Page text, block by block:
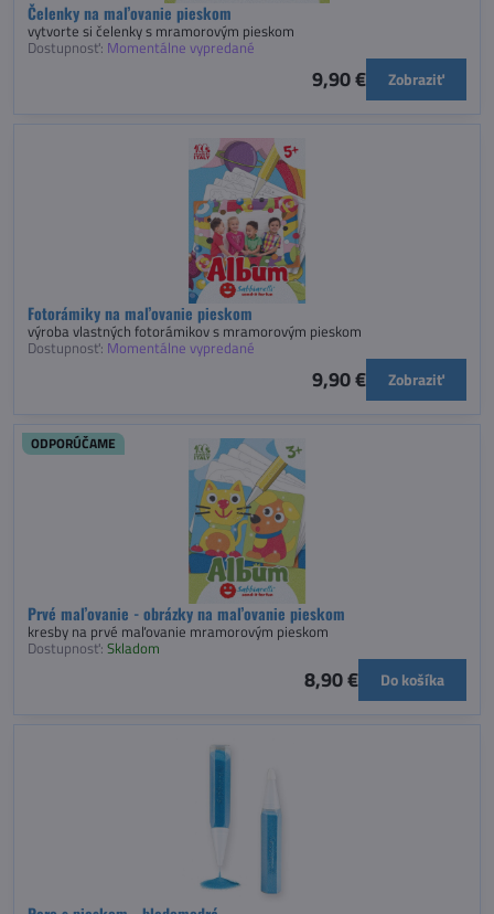
Čelenky na maľovanie pieskom
vytvorte si čelenky s mramorovým pieskom
Dostupnosť: Momentálne vypredané
9,90 € Zobraziť
Fotorámiky na maľovanie pieskom
výroba vlastných fotorámikov s mramorovým pieskom
Dostupnosť: Momentálne vypredané
9,90 € Zobraziť
Prvé maľovanie - obrázky na maľovanie pieskom
ODPORÚČAME
kresby na prvé maľovanie mramorovým pieskom
Dostupnosť: Skladom
8,90 € Do košíka